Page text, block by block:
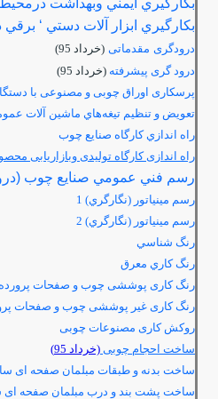
بكارگيري ايمني وبهداشت
بكارگيري ابزار آلات دستي ‘
درودگری مقدماتی (خرداد 95)
درود گری پیشرفته (خرداد 95)
پرسکاری اوراق چوبی و مصنوعی با
تعويض و تنظيم تيغه‌هاي ماشين آلات
راه اندازي كارگاه صنايع چوب
راه اندازی کارگاه تولیدی وبازاریابی
رسم فني عمومي صنايع چوب
رسم مينياتور (نگارگري) 1
رسم مينياتور (نگارگري) 2
رنگ شناسي
رنگ كاري معرق
رنگ کاری پوششی چوب و صفحات
رنگ کاری غیر پوششی چوب و صفحات
روکش کاری مصنوعات چوبی
ساخت احجام چوبی (خرداد 95)
ساخت بدنه و طبقات مبلمان صفحه ای
ساخت پشت بند و درب مبلمان صفحه ای